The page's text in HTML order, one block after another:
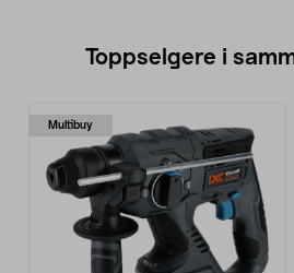
Toppselgere i
Multibuy